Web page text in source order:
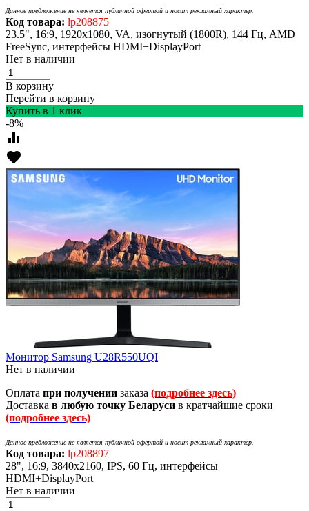
Данное предложение не является публичной офертой и носит рекламный характер.
Код товара: lp208875
23.5", 16:9, 1920x1080, VA, изогнутый (1800R), 144 Гц, AMD
FreeSync, интерфейсы HDMI+DisplayPort
Нет в наличии
В корзину
Перейти в корзину
Купить в 1 клик
-8%
equalizer
favorite
Монитор Samsung U28R550UQI
Нет в наличии
Оплата при получении заказа (подробнее здесь)
Доставка в любую точку Беларуси в кратчайшие сроки
(подробнее здесь)
Данное предложение не является публичной офертой и носит рекламный характер.
Код товара: lp208897
28", 16:9, 3840x2160, IPS, 60 Гц, интерфейсы
HDMI+DisplayPort
Нет в наличии